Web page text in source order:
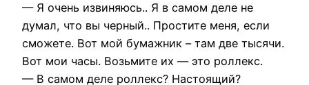
— Я очень извиняюсь.. Я в самом деле не
думал, что вы черный.. Простите меня, если
сможете. Вот мой бумажник – там две тысячи.
Вот мои часы. Возьмите их — это роллекс.
— В самом деле роллекс? Настоящий?